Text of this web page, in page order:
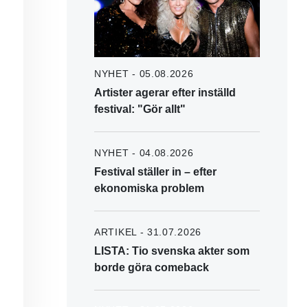
NYHET - 05.08.2026
Artister agerar efter inställd
festival: "Gör allt"
NYHET - 04.08.2026
Festival ställer in – efter
ekonomiska problem
ARTIKEL - 31.07.2026
LISTA: Tio svenska akter som
borde göra comeback